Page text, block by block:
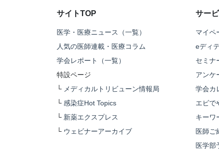
サイトTOP
医学・医療ニュース（一覧）
人気の医師連載・医療コラム
学会レポート（一覧）
特設ページ
└ メディカルトリビューン情報局
└ 感染症Hot Topics
└ 新薬エクスプレス
└ ウェビナーアーカイブ
サー
マイペ
eディ
セミナ
アンケ
学会カ
エビで
キーワ
医師ご
医学部